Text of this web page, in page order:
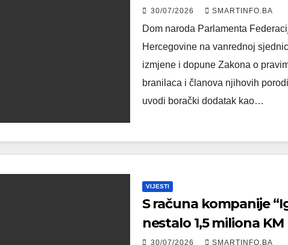
ratu 1,50 KM
30/07/2026 SMARTINFO.BA
Dom naroda Parlamenta
Hercegovine na vanrednoj
izmjene i dopune Zakona o
branilaca i članova njihovih
uvodi borački dodatak kao…
VIJESTI
S računa kompanije
nestalo 1,5 miliona KM
30/07/2026 SMARTINFO.BA